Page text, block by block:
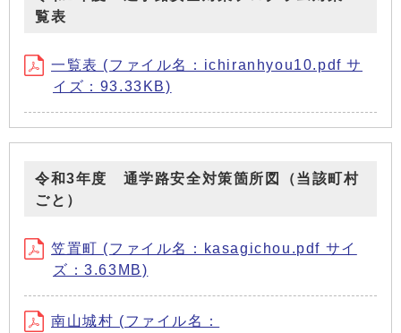
覧表
一覧表 (ファイル名：ichiranhyou10.pdf サ
イズ：93.33KB)
令和3年度 通学路安全対策箇所図（当該町村
ごと）
笠置町 (ファイル名：kasagichou.pdf サイ
ズ：3.63MB)
南山城村 (ファイル名：